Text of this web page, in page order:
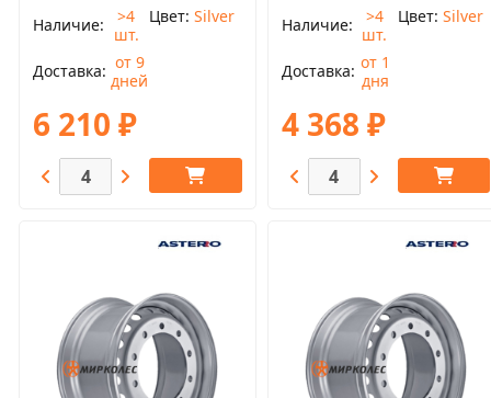
Наличие
>4
шт.
Доставка
от 9
дней
Цвет Silver
6 210 ₽
Наличие
>4
шт.
Доставка от 1
дня
Цвет Silver
4 368 ₽